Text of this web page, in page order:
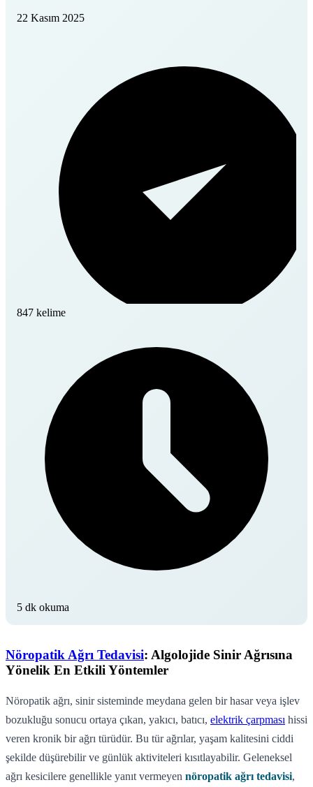
22 Kasım 2025
847 kelime
5 dk okuma
Nöropatik Ağrı Tedavisi: Algolojide Sinir Ağrısına
Yönelik En Etkili Yöntemler
Nöropatik ağrı, sinir sisteminde meydana gelen bir hasar veya işlev
bozukluğu sonucu ortaya çıkan, yakıcı, batıcı, elektrik çarpması hissi
veren kronik bir ağrı türüdür. Bu tür ağrılar, yaşam kalitesini ciddi
şekilde düşürebilir ve günlük aktiviteleri kısıtlayabilir. Geleneksel
ağrı kesicilere genellikle yanıt vermeyen nöropatik ağrı tedavisi,